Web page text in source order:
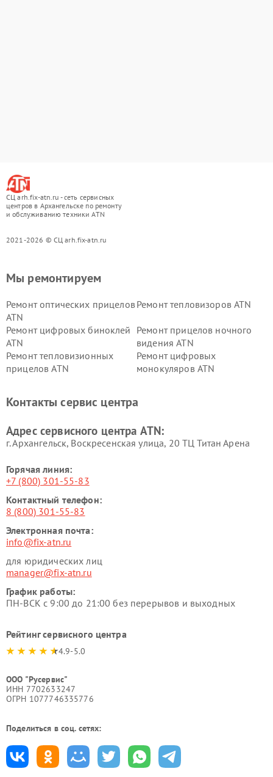
СЦ arh.fix-atn.ru - сеть сервисных
центров в Архангельске по ремонту
и обслуживанию техники ATN
2021-2026 © СЦ arh.fix-atn.ru
Мы ремонтируем
Ремонт оптических прицелов
ATN
Ремонт тепловизоров ATN
Ремонт цифровых биноклей
ATN
Ремонт прицелов ночного
видения ATN
Ремонт тепловизионных
прицелов ATN
Ремонт цифровых
монокуляров ATN
Контакты сервис центра
Адрес сервисного центра ATN:
г. Архангельск, Воскресенская улица, 20 ТЦ Титан Арена
Горячая линия:
+7 (800) 301-55-83
Контактный телефон:
8 (800) 301-55-83
Электронная почта:
info@fix-atn.ru
для юридических лиц
manager@fix-atn.ru
График работы:
ПН-ВСК с 9:00 до 21:00 без перерывов и выходных
Рейтинг сервисного центра
4.9-5.0
ООО "Русервис"
ИНН 7702633247
ОГРН 1077746335776
Поделиться в соц. сетях: